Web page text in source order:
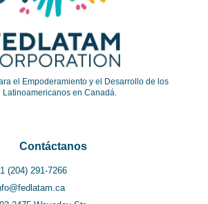
el Empoderamiento y el Desarrollo de los
Latinoamericanos en Canadá.
Contáctanos
(204) 291-7266